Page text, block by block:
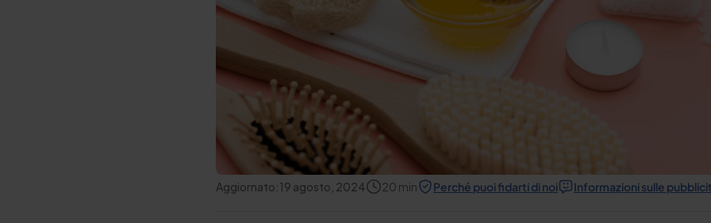
Aggiornato:19 agosto, 2024 20 min Perché puoi fidarti di noi Informazioni sulle